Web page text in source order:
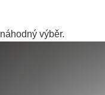
náhodný výběr.